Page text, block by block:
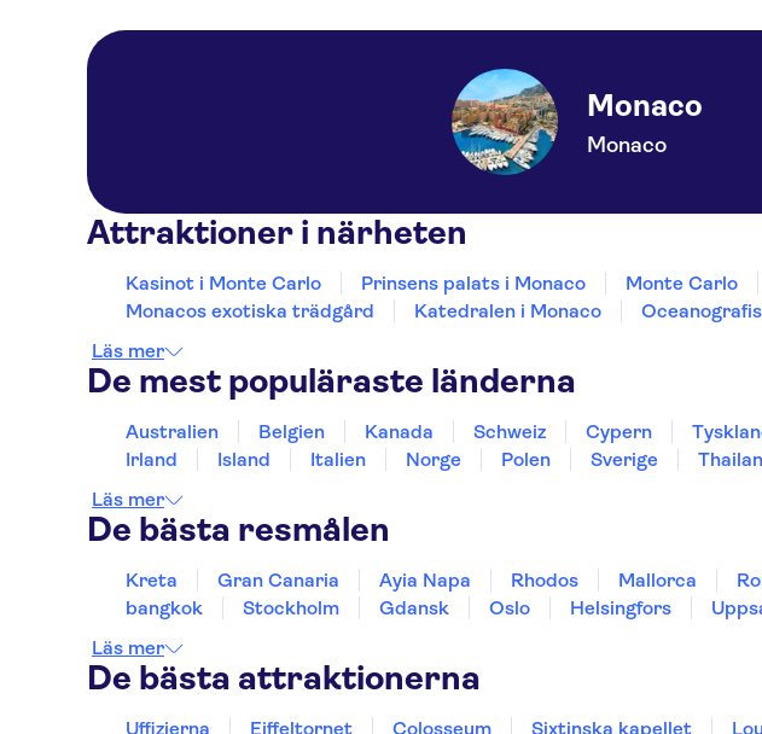
Aeroport
Hotel Cronstadt
Splendid Hotel & Spa Nice
Hotel Le Grimaldi
Ajoupa Apart'hotel Nice
Hotel Paradis
Hotel du Midi
Hotel So’co by
HappyCulture
Hotel d'Ostende
Monaco
Monaco
Attraktioner i närheten
Kasinot i Monte Carlo Prinsens palats i Monaco Monte Carlo
Monacos exotiska trädgård
Katedralen i Monaco
Läs mer
De mest populäraste länderna
Australien Belgien Kanada Schweiz Cypern
Irland
Island Italien Norge Polen Sverige
Läs mer
De bästa resmålen
Kreta Gran Canaria Ayia Napa Rhodos Mallorca
bangkok
Stockholm Gdansk Oslo Helsingfors
Läs mer
De bästa attraktionerna
Uffizierna Eiffeltornet Colosseum Sixtinska kapellet